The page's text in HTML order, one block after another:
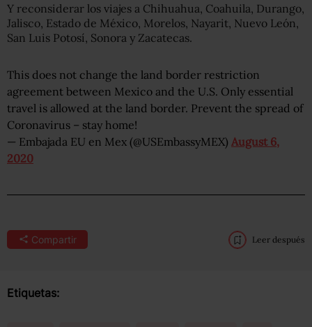
Y reconsiderar los viajes a Chihuahua, Coahuila, Durango,
Jalisco, Estado de México, Morelos, Nayarit, Nuevo León,
San Luis Potosí, Sonora y Zacatecas.
This does not change the land border restriction
agreement between Mexico and the U.S. Only essential
travel is allowed at the land border. Prevent the spread of
Coronavirus – stay home!
— Embajada EU en Mex (@USEmbassyMEX) August 6,
2020
Compartir Leer después
Etiquetas: